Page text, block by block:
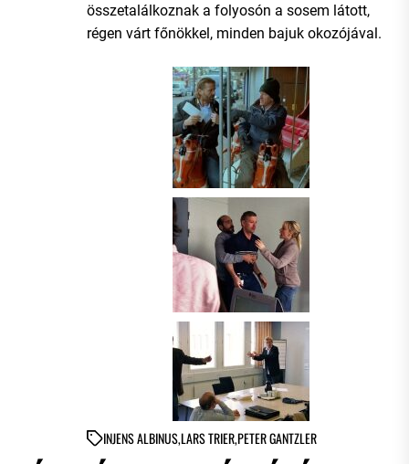
összetalálkoznak a folyosón a sosem látott,
régen várt főnökkel, minden bajuk okozójával.
INJENS ALBINUS,LARS TRIER,PETER GANTZLER